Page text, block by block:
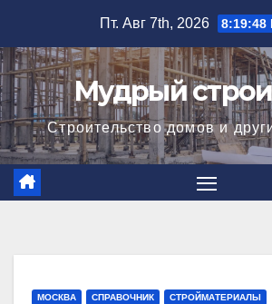
содержимому
Пт. Авг 7th, 2026 8:19:48
Мудрый
Строительство домов и
МОСКВА СПРАВОЧНИК СТРОЙМАТЕРИАЛЫ